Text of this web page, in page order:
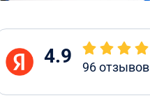
4.9 96отзывов